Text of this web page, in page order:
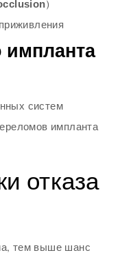
)
импланта
систем
импланта
отказа
тем выше шанс